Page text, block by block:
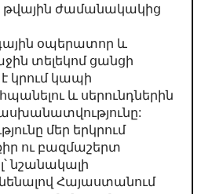
ժամանակակից
օպերատոր և
տելեկոմ ցանցի
կրում կապի
և սերունդներին
մեր երկրում
ու բազմաշերտ
նշանակալի
Հայաստանում